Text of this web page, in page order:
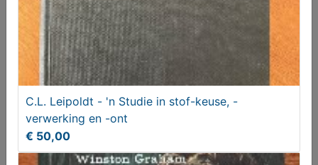
ANWB Waterrijk Nederland - Paul Vreuls
C.L. Leipoldt - 'n Studie in stof-keuse, -
verwerking en -ont
€ 50,00